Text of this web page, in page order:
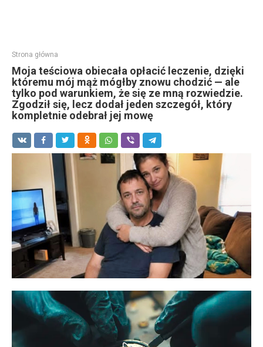
Strona główna
Moja teściowa obiecała opłacić leczenie, dzięki
któremu mój mąż mógłby znowu chodzić — ale
tylko pod warunkiem, że się ze mną rozwiedzie.
Zgodził się, lecz dodał jeden szczegół, który
kompletnie odebrał jej mowę